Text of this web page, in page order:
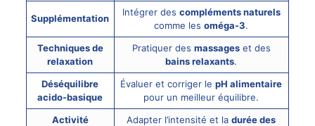
Supplémentation
Intégrer des compléments naturels
comme lesoméga-3.
Techniques de
relaxation
Pratiquer des massageset des
bains relaxants.
Déséquilibre
acido-basique
Évaluer et corriger lepH alimentaire
pour un meilleur équilibre.
Activité
Adapter l’intensité et ladurée des